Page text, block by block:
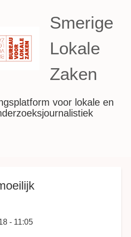
Smerige
Lokale
Zaken
voor lokale en
- 11:05